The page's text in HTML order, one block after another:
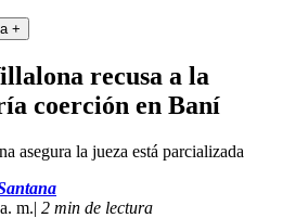
+
recusa a la
coerción en Baní
asegura la jueza está parcializada
m.| 2 min de lectura